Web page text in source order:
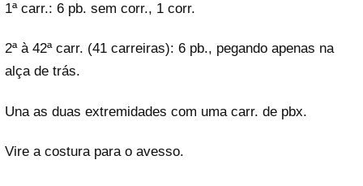
1ª carr.: 6 pb. sem corr., 1 corr.
2ª à 42ª carr. (41 carreiras): 6 pb., pegando apenas na
alça de trás.
Una as duas extremidades com uma carr. de pbx.
Vire a costura para o avesso.